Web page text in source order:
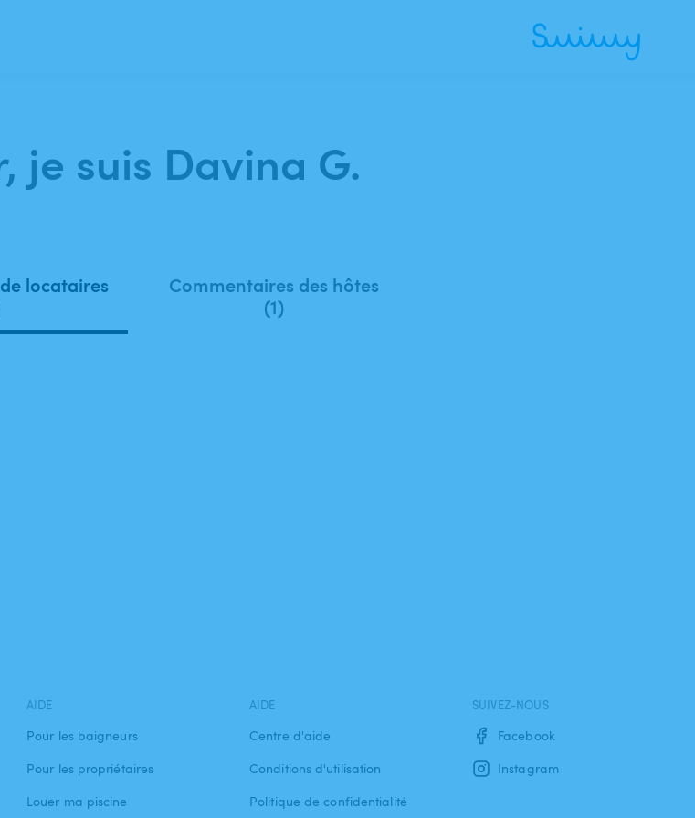
je suis Davina G.
locataires
Commentaires des hôtes
(1)
AIDE
Pour les baigneurs
Pour les propriétaires
Louer ma piscine
AIDE
Centre d'aide
Conditions d'utilisation
Politique de confidentialité
SUIVEZ-NOUS
Facebook
Instagram